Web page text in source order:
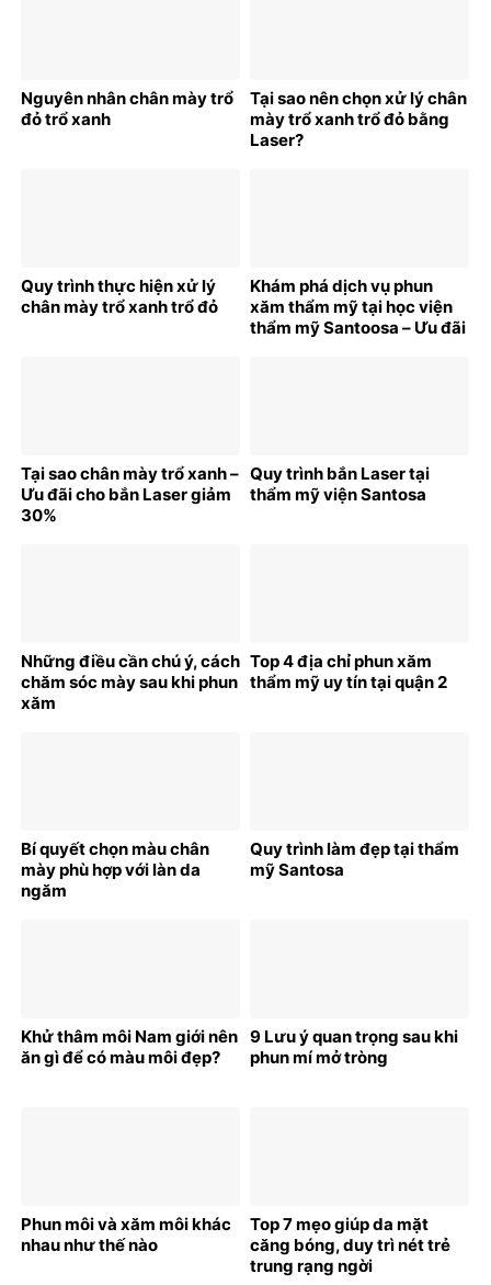
Nguyên nhân chân mày trổ
đỏ trổ xanh
Tại sao nên chọn xử lý chân
mày trổ xanh trổ đỏ bằng
Laser?
Quy trình thực hiện xử lý
chân mày trổ xanh trổ đỏ
Khám phá dịch vụ phun
xăm thẩm mỹ tại học viện
thẩm mỹ Santoosa – Ưu đãi
Tại sao chân mày trổ xanh –
Ưu đãi cho bắn Laser giảm
30%
Quy trình bắn Laser tại
thẩm mỹ viện Santosa
Những điều cần chú ý, cách
chăm sóc mày sau khi phun
xăm
Top 4 địa chỉ phun xăm
thẩm mỹ uy tín tại quận 2
Bí quyết chọn màu chân
mày phù hợp với làn da
ngăm
Quy trình làm đẹp tại thẩm
mỹ Santosa
Khử thâm môi Nam giới nên
ăn gì để có màu môi đẹp?
9 Lưu ý quan trọng sau khi
phun mí mở tròng
Phun môi và xăm môi khác
nhau như thế nào
Top 7 mẹo giúp da mặt
căng bóng, duy trì nét trẻ
trung rạng ngời